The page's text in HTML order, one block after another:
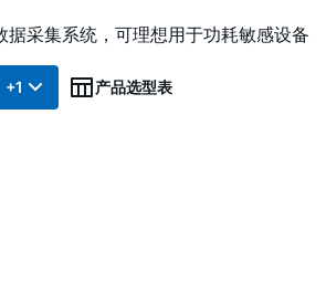
据采集系统，可理想用于功耗敏感设备
+1 产品选型表